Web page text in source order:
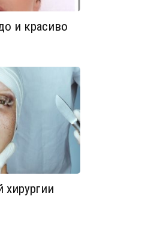
и красиво
хирургии